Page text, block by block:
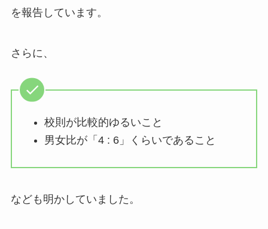
を報告しています。
さらに、
校則が比較的ゆるいこと
男女比が「4 : 6」くらいであること
なども明かしていました。